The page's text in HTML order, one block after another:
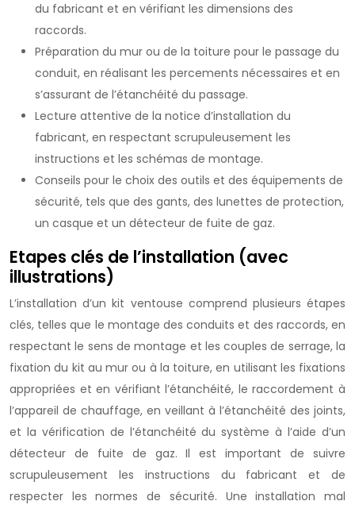
du fabricant et en vérifiant les dimensions des
raccords.
Préparation du mur ou de la toiture pour le passage du
conduit, en réalisant les percements nécessaires et en
s’assurant de l’étanchéité du passage.
Lecture attentive de la notice d’installation du
fabricant, en respectant scrupuleusement les
instructions et les schémas de montage.
Conseils pour le choix des outils et des équipements de
sécurité, tels que des gants, des lunettes de protection,
un casque et un détecteur de fuite de gaz.
Etapes clés de l’installation (avec
illustrations)
L’installation d’un kit ventouse comprend plusieurs étapes
clés, telles que le montage des conduits et des raccords, en
respectant le sens de montage et les couples de serrage, la
fixation du kit au mur ou à la toiture, en utilisant les fixations
appropriées et en vérifiant l’étanchéité, le raccordement à
l’appareil de chauffage, en veillant à l’étanchéité des joints,
et la vérification de l’étanchéité du système à l’aide d’un
détecteur de fuite de gaz. Il est important de suivre
scrupuleusement les instructions du fabricant et de
respecter les normes de sécurité. Une installation mal